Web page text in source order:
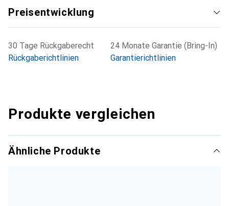
Preisentwicklung
30 Tage Rückgaberecht
Rückgaberichtlinien
24 Monate Garantie (Bring-In)
Garantierichtlinien
Produkte vergleichen
Ähnliche Produkte